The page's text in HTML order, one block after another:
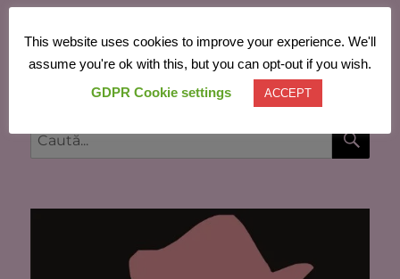
Powered by Translate
Caută
după:
This website uses cookies to improve your experience. We'll
assume you're ok with this, but you can opt-out if you wish.
GDPR Cookie settings
ACCEPT